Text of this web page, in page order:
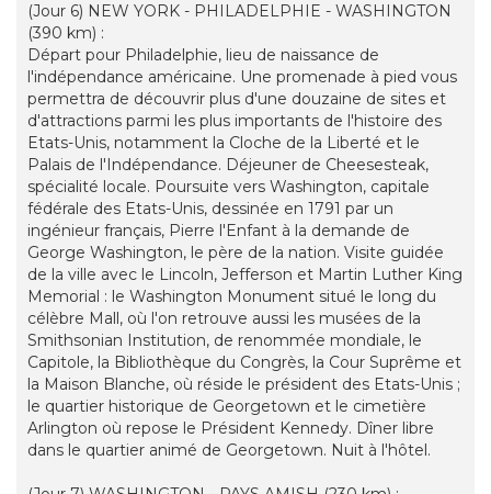
(Jour 6) NEW YORK - PHILADELPHIE - WASHINGTON
(390 km) :
Départ pour Philadelphie, lieu de naissance de
l'indépendance américaine. Une promenade à pied vous
permettra de découvrir plus d'une douzaine de sites et
d'attractions parmi les plus importants de l'histoire des
Etats-Unis, notamment la Cloche de la Liberté et le
Palais de l'Indépendance. Déjeuner de Cheesesteak,
spécialité locale. Poursuite vers Washington, capitale
fédérale des Etats-Unis, dessinée en 1791 par un
ingénieur français, Pierre l'Enfant à la demande de
George Washington, le père de la nation. Visite guidée
de la ville avec le Lincoln, Jefferson et Martin Luther King
Memorial : le Washington Monument situé le long du
célèbre Mall, où l'on retrouve aussi les musées de la
Smithsonian Institution, de renommée mondiale, le
Capitole, la Bibliothèque du Congrès, la Cour Suprême et
la Maison Blanche, où réside le président des Etats-Unis ;
le quartier historique de Georgetown et le cimetière
Arlington où repose le Président Kennedy. Dîner libre
dans le quartier animé de Georgetown. Nuit à l'hôtel.